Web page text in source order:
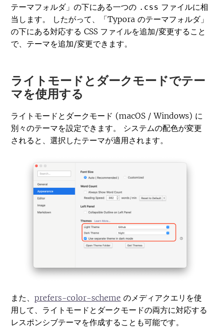
テーマフォルダ」の下にある一つの .css ファイルに相
当します。 したがって、「Typora のテーマフォルダ」
の下にある対応する CSS ファイルを追加/変更すること
で、テーマを追加/変更できます。
ライトモードとダークモードでテー
マを使用する
ライトモードとダークモード (macOS / Windows) に
別々のテーマを設定できます。 システムの配色が変更
されると、選択したテーマが適用されます。
また、prefers-color-scheme のメディアクエリを使
用して、ライトモードとダークモードの両方に対応する
レスポンシブテーマを作成することも可能です。